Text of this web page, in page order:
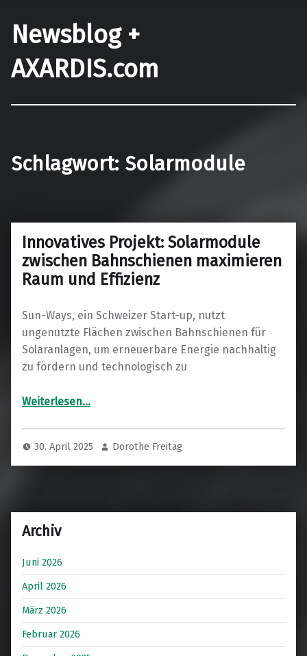
Newsblog +
AXARDIS.com
Schlagwort: Solarmodule
Innovatives Projekt: Solarmodule
zwischen Bahnschienen maximieren
Raum und Effizienz
Sun-Ways, ein Schweizer Start-up, nutzt
ungenutzte Flächen zwischen Bahnschienen für
Solaranlagen, um erneuerbare Energie nachhaltig
zu fördern und technologisch zu
Weiterlesen“Innovatives Projekt: Solarmodule zwischen Bahnschienen maximieren Raum und Effizienz”
…
30. April 2025 Dorothe Freitag
Archiv
Juni 2026
April 2026
März 2026
Februar 2026